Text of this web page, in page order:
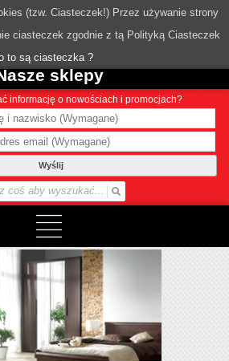
o Nas
sklepy
informację o nowościach i promocjach?
Wyślij
(tzw. Ciasteczek!) Przez używanie strony
ciasteczek zgodnie z tą Polityką Ciasteczek
to są ciasteczka ?